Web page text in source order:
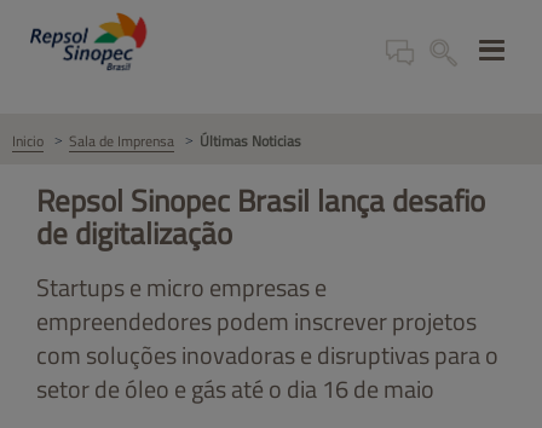
Inicio Sala de Imprensa Últimas Noticias
Repsol Sinopec Brasil lança desafio
de digitalização
Startups e micro empresas e
empreendedores podem inscrever projetos
com soluções inovadoras e disruptivas para o
setor de óleo e gás até o dia 16 de maio